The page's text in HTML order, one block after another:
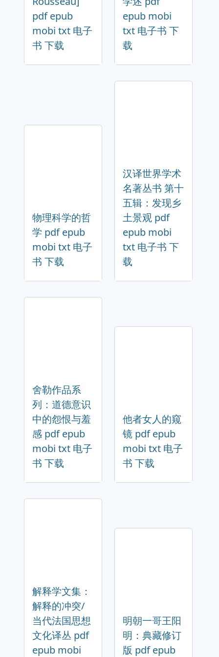
pdf epub
mobi txt 电子
书 下载
epub mobi
txt 电子书 下
载
物理科学的哲
学 pdf epub
mobi txt 电子
书 下载
汉译世界学术
名著丛书 第十
五辑：发现乡
土景观 pdf
epub mobi
txt 电子书 下
载
舍勒作品系
列：道德意识
中的怨恨与羞
感 pdf epub
mobi txt 电子
书 下载
他者女人的窥
镜 pdf epub
mobi txt 电子
书 下载
解释学文集：
解释的冲突/
当代法国思想
文化译丛 pdf
epub mobi
明朝一哥王阳
明：典藏修订
版 pdf epub